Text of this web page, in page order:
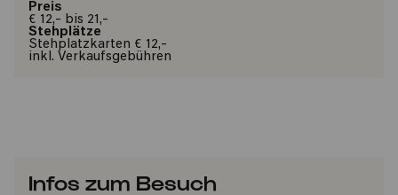
Preis
€ 12,- bis 21,-
Stehplätze
Stehplatzkarten € 12,-
inkl. Verkaufsgebühren
Infos zum Besuch